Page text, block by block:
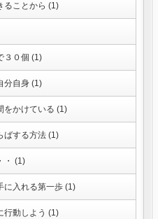
ることから (1)
３０個 (1)
分自身 (1)
をかけている (1)
ばする方法 (1)
・ (1)
に入れる第一歩 (1)
行動しよう (1)